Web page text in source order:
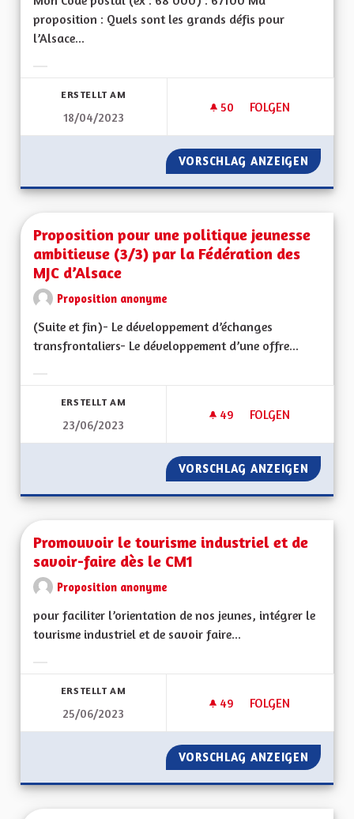
proposition : Quels sont les grands défis pour
l’Alsace...
ERSTELLT AM
18/04/2023
50 50 FOLLOWER
FOLGEN
VIOLENCES
VORSCHLAG ANZEIGEN
Proposition pour une politique jeunesse
ambitieuse (3/3) par la Fédération des
MJC d’Alsace
Proposition anonyme
(Suite et fin)- Le développement d’échanges
transfrontaliers- Le développement d’une offre...
ERSTELLT AM
23/06/2023
49 49 FOLLOWER
FOLGEN
PROPOSITION
VORSCHLAG ANZEIGEN
Promouvoir le tourisme industriel et de
savoir-faire dès le CM1
Proposition anonyme
pour faciliter l’orientation de nos jeunes, intégrer le
tourisme industriel et de savoir faire...
ERSTELLT AM
25/06/2023
49 49 FOLLOWER
FOLGEN
PROMOUVOIR LE
VORSCHLAG ANZEIGEN